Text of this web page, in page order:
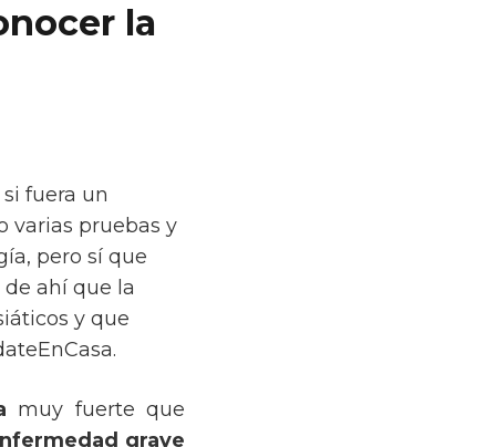
la
fuera un
varias pruebas y
pero sí que
ahí que la
y que
muy fuerte que
grave